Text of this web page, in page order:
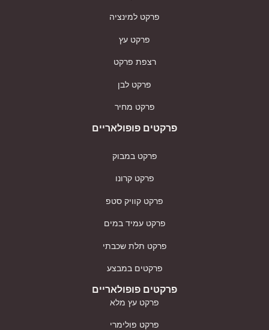
פרקט למינציה
פרקט עץ
רצפת פרקט
פרקט לבן
פרקט מחיר
פרקטים פופולאריים
פרקט במבוק
פרקט קרונו
פרקט קוויק סטפ
פרקט עמיד במים
פרקט תלת שכבתי
פרקטים במבצע
פרקטים פופולאריים
פרקט עץ מלא
פרקט פולימרי